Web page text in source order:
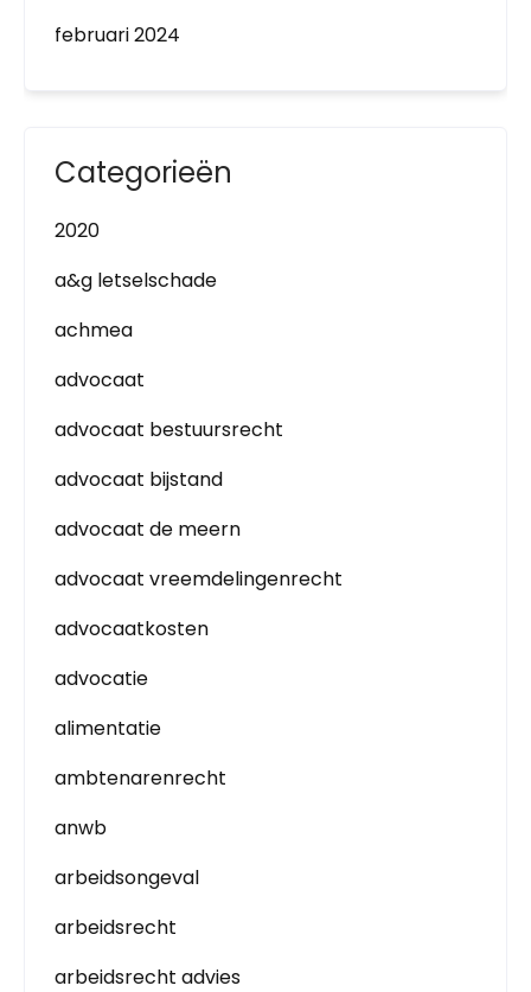
februari 2024
Categorieën
2020
a&g letselschade
achmea
advocaat
advocaat bestuursrecht
advocaat bijstand
advocaat de meern
advocaat vreemdelingenrecht
advocaatkosten
advocatie
alimentatie
ambtenarenrecht
anwb
arbeidsongeval
arbeidsrecht
arbeidsrecht advies